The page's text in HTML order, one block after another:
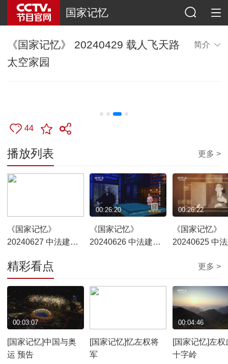
国家记忆
《国家记忆》 20240429 载人飞天路
太空家园
简介
44
播放列表 更多 >
《国家记忆》
20240627 中法建交
《国家记忆》
20240626 中法建交
00:26:20
《国家记忆》
20240625 中
00:26:22
精彩看点 更多 >
[国家记忆]中国与奥
运 预告
00:03:07
[国家记忆]忆左权将
军
[国家记忆]左权
十字岭
00:04:46